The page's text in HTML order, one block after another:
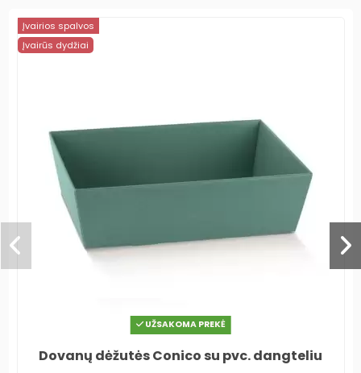
Įvairios spalvos
Įvairūs dydžiai
UŽSAKOMA PREKĖ
Dovanų dėžutės Conico su pvc. dangteliu